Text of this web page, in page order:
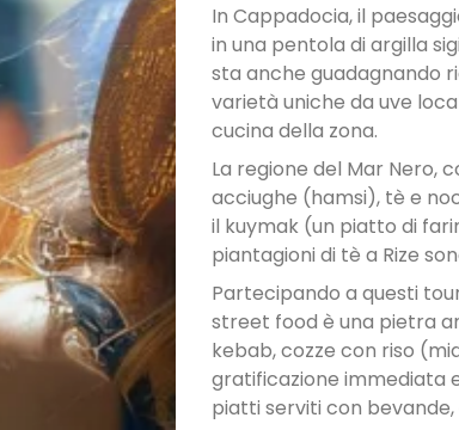
In Cappadocia, il
in una pentola di argilla
sta anche guadagnando
varietà uniche da uve
cucina della zona.
La regione del Mar Nero,
acciughe (hamsi), tè e
il kuymak (un piatto di
piantagioni di tè a Rize
Partecipando a questi
street food è una pietra
kebab, cozze con riso
gratificazione immediata
piatti serviti con